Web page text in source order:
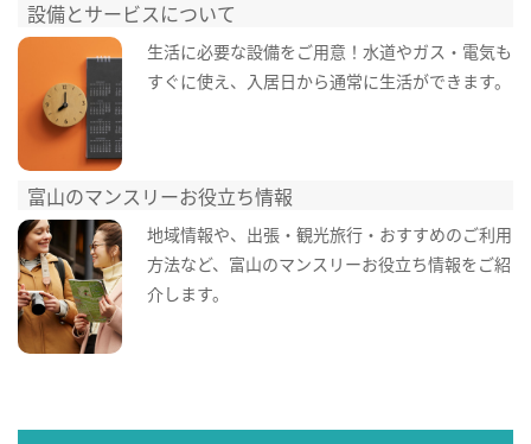
設備とサービスについて
生活に必要な設備をご用意！水道やガス・電気も
すぐに使え、入居日から通常に生活ができます。
富山のマンスリーお役立ち情報
地域情報や、出張・観光旅行・おすすめのご利用
方法など、富山のマンスリーお役立ち情報をご紹
介します。